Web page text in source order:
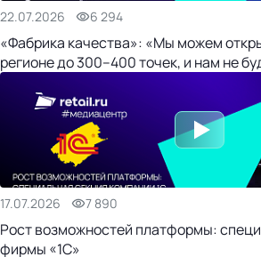
22.07.2026 6 294
«Фабрика качества»: «Мы можем
регионе до 300–400 точек, и нам не
17.07.2026 7 890
Рост возможностей платформы:
фирмы «1С»